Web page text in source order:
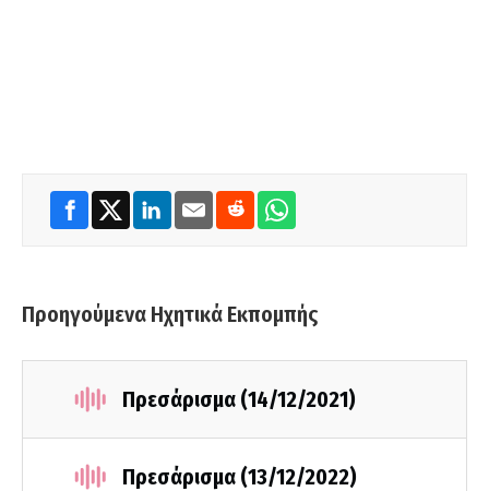
Προηγούμενα Ηχητικά Εκπομπής
Πρεσάρισμα (14/12/2021)
Πρεσάρισμα (13/12/2022)